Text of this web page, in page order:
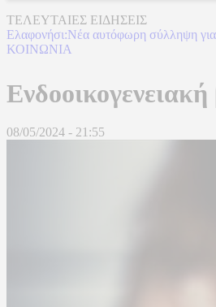
ΤΕΛΕΥΤΑΙΕΣ ΕΙΔΗΣΕΙΣ
Ελαφονήσι:Νέα αυτόφωρη σύλληψη για
ΚΟΙΝΩΝΙΑ
08/05/2024 - 21:55